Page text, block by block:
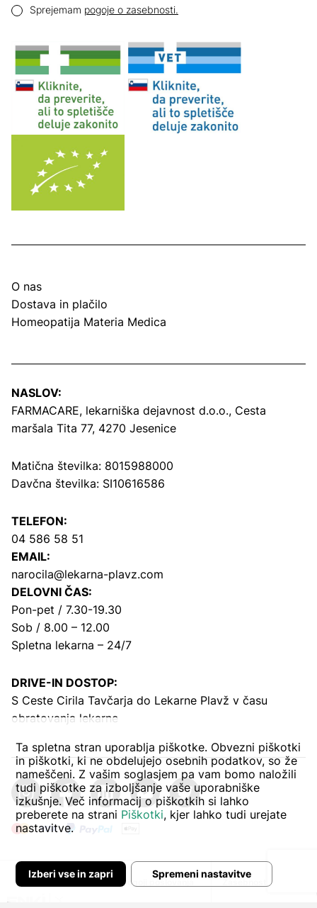
Pogoji zasebnosti
Sprejemam pogoje o zasebnosti.
O nas
Dostava in plačilo
Homeopatija Materia Medica
NASLOV:
FARMACARE, lekarniška dejavnost d.o.o., Cesta
maršala Tita 77, 4270 Jesenice
Matična številka: 8015988000
Davčna številka: SI10616586
TELEFON:
04 586 58 51
EMAIL:
narocila@lekarna-plavz.com
DELOVNI ČAS:
Pon-pet / 7.30-19.30
Sob / 8.00 – 12.00
Spletna lekarna – 24/7
DRIVE-IN DOSTOP:
S Ceste Cirila Tavčarja do Lekarne Plavž v času
obratovanja lekarne
Avtor: Pogoji poslovanja Zasebnost in piškoti
Ta spletna stran uporablja piškotke. Obvezni piškotki
in piškotki, ki ne obdelujejo osebnih podatkov, so že
nameščeni. Z vašim soglasjem pa vam bomo naložili
tudi piškotke za izboljšanje vaše uporabniške
izkušnje. Več informacij o piškotkih si lahko
preberete na strani Piškotki, kjer lahko tudi urejate
nastavitve.
Spremeni nastavitve
Izberi vse in zapri